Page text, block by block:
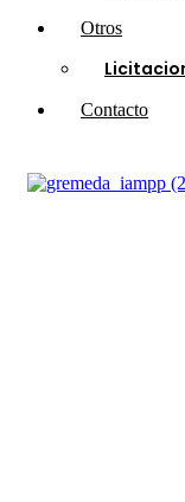
Otros
Contacto